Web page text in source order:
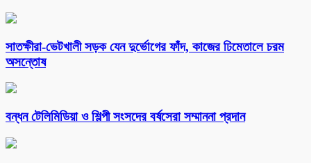
সাতক্ষীরা-ভেটখালী সড়ক যেন দুর্ভোগের ফাঁদ, কাজের ঢিমেতালে চরম
অসন্তোষ
বন্ধন টেলিমিডিয়া ও শিল্পী সংসদের বর্ষসেরা সম্মাননা প্রদান